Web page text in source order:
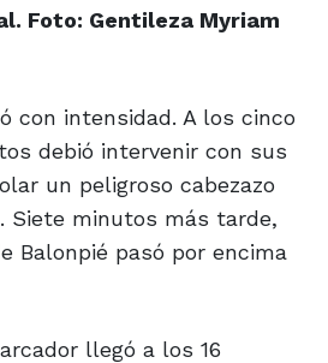
Foto: Gentileza Myriam
con intensidad. A los cinco
debió intervenir con sus
un peligroso cabezazo
Siete minutos más tarde,
Balonpié pasó por encima
llegó a los 16